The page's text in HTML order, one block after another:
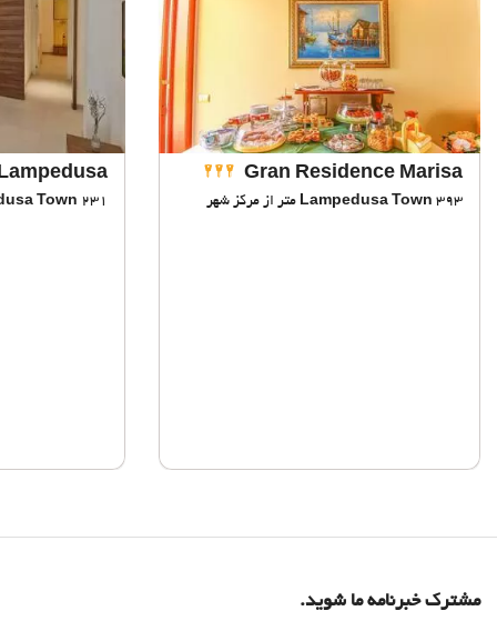
Gran Residence Marisa
Lampedusa Town 393 متر از مرکز شهر Town 231 متر از مرکز شهر
مشترک خبرنامه ما شوید.